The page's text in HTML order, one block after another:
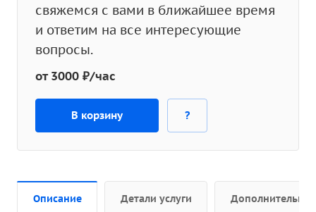
свяжемся с вами в ближайшее время
и ответим на все интересующие
вопросы.
от 3000 ₽/час
В корзину ?
Описание Детали услуги Дополнительно